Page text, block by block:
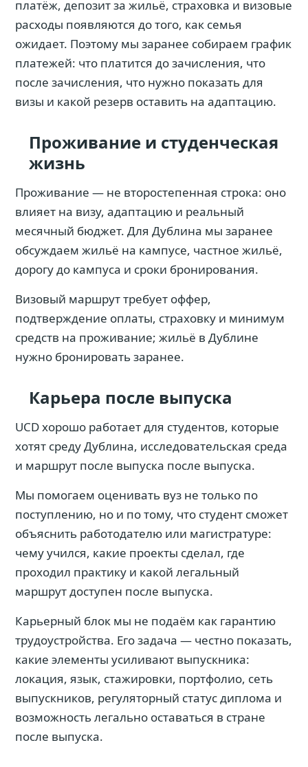
платёж, депозит за жильё, страховка и визовые
расходы появляются до того, как семья
ожидает. Поэтому мы заранее собираем график
платежей: что платится до зачисления, что
после зачисления, что нужно показать для
визы и какой резерв оставить на адаптацию.
Проживание и студенческая
жизнь
Проживание — не второстепенная строка: оно
влияет на визу, адаптацию и реальный
месячный бюджет. Для Дублина мы заранее
обсуждаем жильё на кампусе, частное жильё,
дорогу до кампуса и сроки бронирования.
Визовый маршрут требует оффер,
подтверждение оплаты, страховку и минимум
средств на проживание; жильё в Дублине
нужно бронировать заранее.
Карьера после выпуска
UCD хорошо работает для студентов, которые
хотят среду Дублина, исследовательская среда
и маршрут после выпуска после выпуска.
Мы помогаем оценивать вуз не только по
поступлению, но и по тому, что студент сможет
объяснить работодателю или магистратуре:
чему учился, какие проекты сделал, где
проходил практику и какой легальный
маршрут доступен после выпуска.
Карьерный блок мы не подаём как гарантию
трудоустройства. Его задача — честно показать,
какие элементы усиливают выпускника:
локация, язык, стажировки, портфолио, сеть
выпускников, регуляторный статус диплома и
возможность легально оставаться в стране
после выпуска.